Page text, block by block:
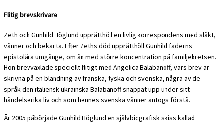
Flitig brevskrivare
Zeth och Gunhild Höglund upprätthöll en livlig korrespondens med släkt,
vänner och bekanta. Efter Zeths död upprätthöll Gunhild faderns
epistolära umgänge, om än med större koncentration på familjekretsen.
Hon brevväxlade speciellt flitigt med Angelica Balabanoff, vars brev är
skrivna på en blandning av franska, tyska och svenska, några av de
språk den italiensk-ukrainska Balabanoff snappat upp under sitt
händelserika liv och som hennes svenska vänner antogs förstå.
År 2005 påbörjade Gunhild Höglund en självbiografisk skiss kallad